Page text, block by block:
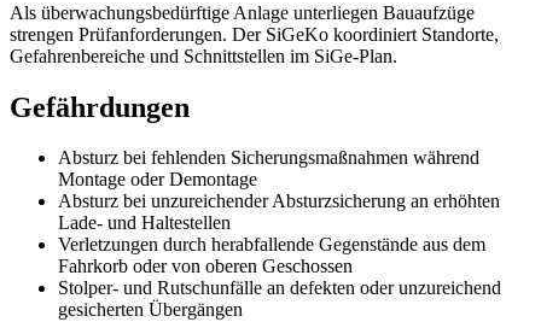
Als überwachungsbedürftige Anlage unterliegen Bauaufzüge
strengen Prüfanforderungen. Der SiGeKo koordiniert Standorte,
Gefahrenbereiche und Schnittstellen im SiGe-Plan.
Gefährdungen
Absturz bei fehlenden Sicherungsmaßnahmen während
Montage oder Demontage
Absturz bei unzureichender Absturzsicherung an erhöhten
Lade- und Haltestellen
Verletzungen durch herabfallende Gegenstände aus dem
Fahrkorb oder von oberen Geschossen
Stolper- und Rutschunfälle an defekten oder unzureichend
gesicherten Übergängen